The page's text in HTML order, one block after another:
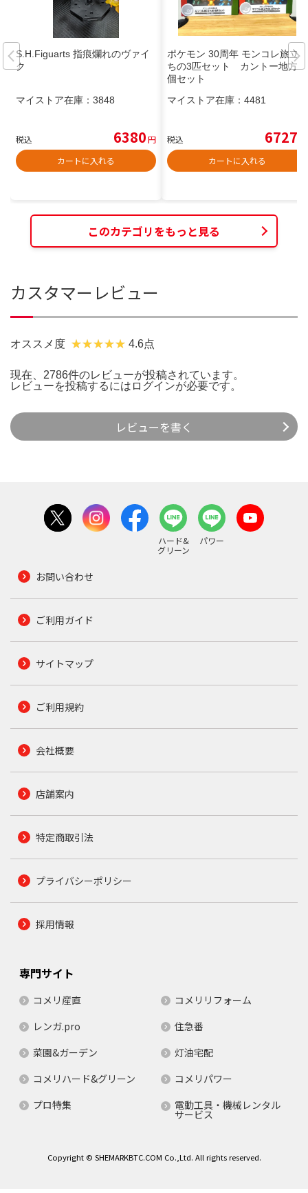
S.H.Figuarts 指痕爛れのヴァイ
ク
マイストア在庫： 3848
税込 6380円
カートに入れる
ポケモン 30周年 モンコレ旅立
ちの3匹セット カントー地方 4
個セット
マイストア在庫： 4481
税込 6727
カートに入れる
このカテゴリをもっと見る
カスタマーレビュー
オススメ度 4.6点
現在、2786件のレビューが投稿されています。
レビューを投稿するには ログインが必要です。
レビューを書く
ハード&
グリーン
パワー
お問い合わせ
ご利用ガイド
サイトマップ
ご利用規約
会社概要
店舗案内
特定商取引法
プライバシーポリシー
採用情報
専門サイト
コメリ産直
コメリリフォーム
レンガ.pro
住急番
菜園&ガーデン
灯油宅配
コメリハード&グリーン
コメリパワー
プロ特集
電動工具・機械レンタル
サービス
Copyright © SHEMARKBTC.COM Co.,Ltd. All rights reserved.